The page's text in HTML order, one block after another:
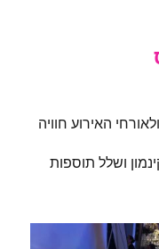
האירוע חוויה
ושלל תוספות